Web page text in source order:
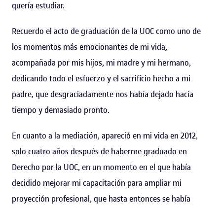
quería estudiar.
Recuerdo el acto de graduación de la UOC como uno de
los momentos más emocionantes de mi vida,
acompañada por mis hijos, mi madre y mi hermano,
dedicando todo el esfuerzo y el sacrificio hecho a mi
padre, que desgraciadamente nos había dejado hacía
tiempo y demasiado pronto.
En cuanto a la mediación, apareció en mi vida en 2012,
solo cuatro años después de haberme graduado en
Derecho por la UOC, en un momento en el que había
decidido mejorar mi capacitación para ampliar mi
proyección profesional, que hasta entonces se había